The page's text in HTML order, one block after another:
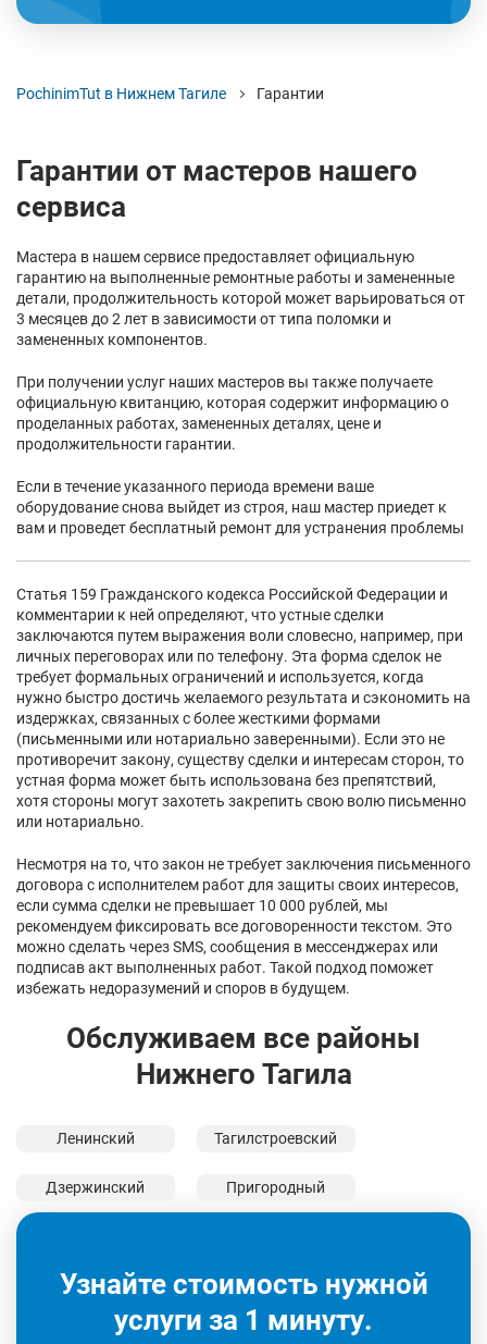
PochinimTut в Нижнем Тагиле Гарантии
Гарантии от мастеров нашего
сервиса
Мастера в нашем сервисе предоставляет официальную
гарантию на выполненные ремонтные работы и замененные
детали, продолжительность которой может варьироваться от
3 месяцев до 2 лет в зависимости от типа поломки и
замененных компонентов.
При получении услуг наших мастеров вы также получаете
официальную квитанцию, которая содержит информацию о
проделанных работах, замененных деталях, цене и
продолжительности гарантии.
Если в течение указанного периода времени ваше
оборудование снова выйдет из строя, наш мастер приедет к
вам и проведет бесплатный ремонт для устранения проблемы
Статья 159 Гражданского кодекса Российской Федерации и
комментарии к ней определяют, что устные сделки
заключаются путем выражения воли словесно, например, при
личных переговорах или по телефону. Эта форма сделок не
требует формальных ограничений и используется, когда
нужно быстро достичь желаемого результата и сэкономить на
издержках, связанных с более жесткими формами
(письменными или нотариально заверенными). Если это не
противоречит закону, существу сделки и интересам сторон, то
устная форма может быть использована без препятствий,
хотя стороны могут захотеть закрепить свою волю письменно
или нотариально.
Несмотря на то, что закон не требует заключения письменного
договора с исполнителем работ для защиты своих интересов,
если сумма сделки не превышает 10 000 рублей, мы
рекомендуем фиксировать все договоренности текстом. Это
можно сделать через SMS, сообщения в мессенджерах или
подписав акт выполненных работ. Такой подход поможет
избежать недоразумений и споров в будущем.
Обслуживаем все районы
Нижнего Тагила
Ленинский Тагилстроевский
Дзержинский Пригородный
Узнайте стоимость нужной
услуги за 1 минуту.